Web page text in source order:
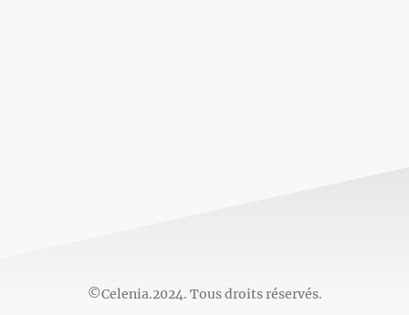
©Celenia.2024. Tous droits réservés.